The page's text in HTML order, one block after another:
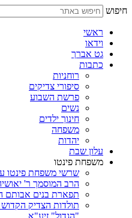
דלג
חיפוש
ראשי
וידאו
גט אברך
כתבות
רוחניות
סיפורי צדיקים
פרשת השבוע
נשים
חינוך ילדים
משפחה
יהדות
עלון שבת
משפחת פינטו
שרשי משפחת פינטו
הרב המוסמך ר'
תפארת בנים אבותם
תולדות הצדיק הקדוש
"הגדול" זיע"א